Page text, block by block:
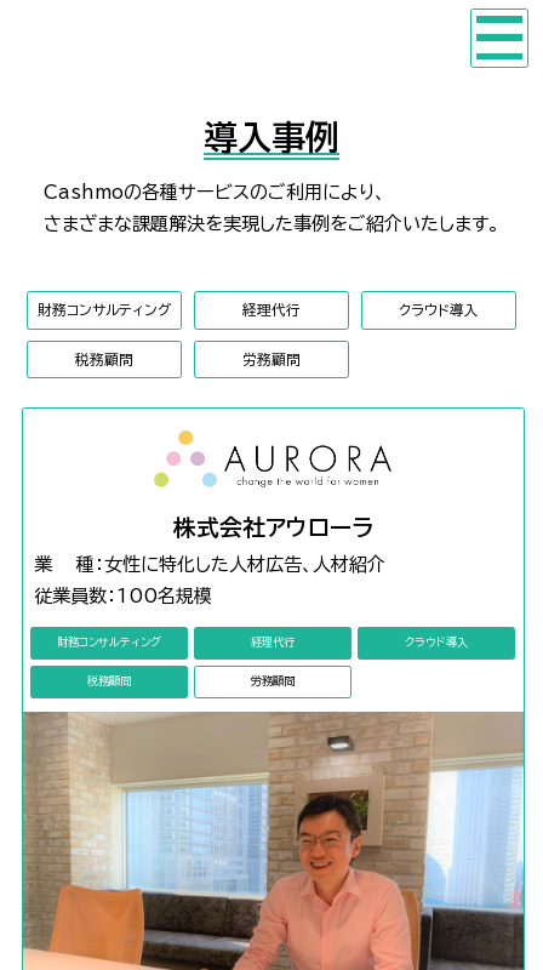
導入事例
Cashmoの各種サービスのご利用により、
さまざまな課題解決を実現した事例をご紹介いたします。
財務コンサルティング 経理代行 クラウド導入
税務顧問 労務顧問
株式会社アウローラ
業 種：女性に特化した人材広告、人材紹介
従業員数：100名規模
財務コンサルティング 経理代行 クラウド導入
税務顧問 労務顧問